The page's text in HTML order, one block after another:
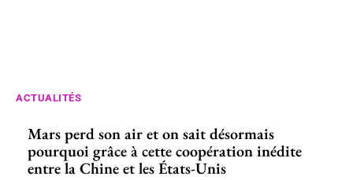
ACTUALITÉS
Mars perd son air et on sait désormais
pourquoi grâce à cette coopération inédite
entre la Chine et les États-Unis